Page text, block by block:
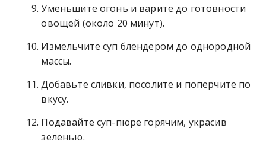
Уменьшите огонь и варите до готовности
овощей (около 20 минут).
Измельчите суп блендером до однородной
массы.
Добавьте сливки, посолите и поперчите по
вкусу.
Подавайте суп-пюре горячим, украсив
зеленью.